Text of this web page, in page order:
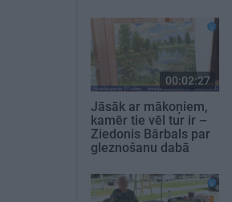
00:02:27
Jāsāk ar mākoņiem,
kamēr tie vēl tur ir –
Ziedonis Bārbals par
gleznošanu dabā